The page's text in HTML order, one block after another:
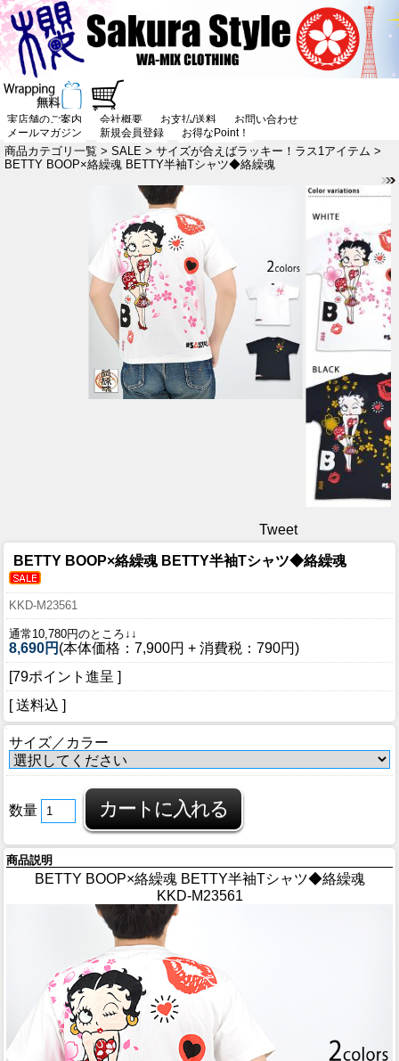
実店舗のご案内 会社概要 お支払/送料
お問い合わせ
メールマガジン
新規会員登録 お得なPoint！
商品カテゴリ一覧 > SALE > サイズが合えばラッキー！ラス1アイテム >
BETTY BOOP×絡繰魂 BETTY半袖Tシャツ◆絡繰魂
Tweet
BETTY BOOP×絡繰魂 BETTY半袖Tシャツ◆絡繰魂
KKD-M23561
通常10,780円のところ↓↓
8,690円 (本体価格：7,900円 + 消費税：790円)
[79ポイント進呈 ]
[ 送料込 ]
サイズ／カラー
数量
商品説明
BETTY BOOP×絡繰魂 BETTY半袖Tシャツ◆絡繰魂
KKD-M23561